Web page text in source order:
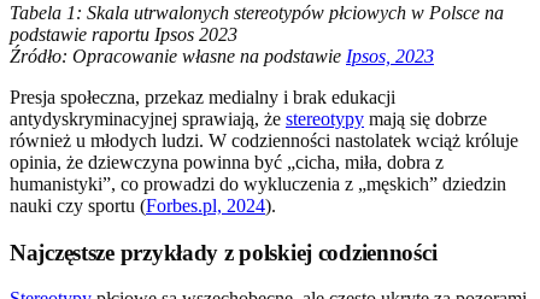
Tabela 1: Skala utrwalonych stereotypów płciowych w Polsce na
podstawie raportu Ipsos 2023
Źródło: Opracowanie własne na podstawie Ipsos, 2023
Presja społeczna, przekaz medialny i brak edukacji
antydyskryminacyjnej sprawiają, że stereotypy mają się dobrze
również u młodych ludzi. W codzienności nastolatek wciąż króluje
opinia, że dziewczyna powinna być „cicha, miła, dobra z
humanistyki”, co prowadzi do wykluczenia z „męskich” dziedzin
nauki czy sportu (Forbes.pl, 2024).
Najczęstsze przykłady z polskiej codzienności